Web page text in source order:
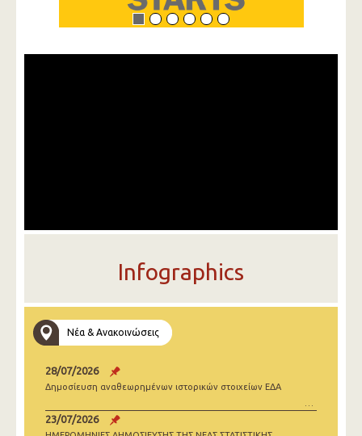
Infographics
Νέα & Ανακοινώσεις
28/07/2026
Δημοσίευση αναθεωρημένων ιστορικών στοιχείων ΕΔΑ
23/07/2026